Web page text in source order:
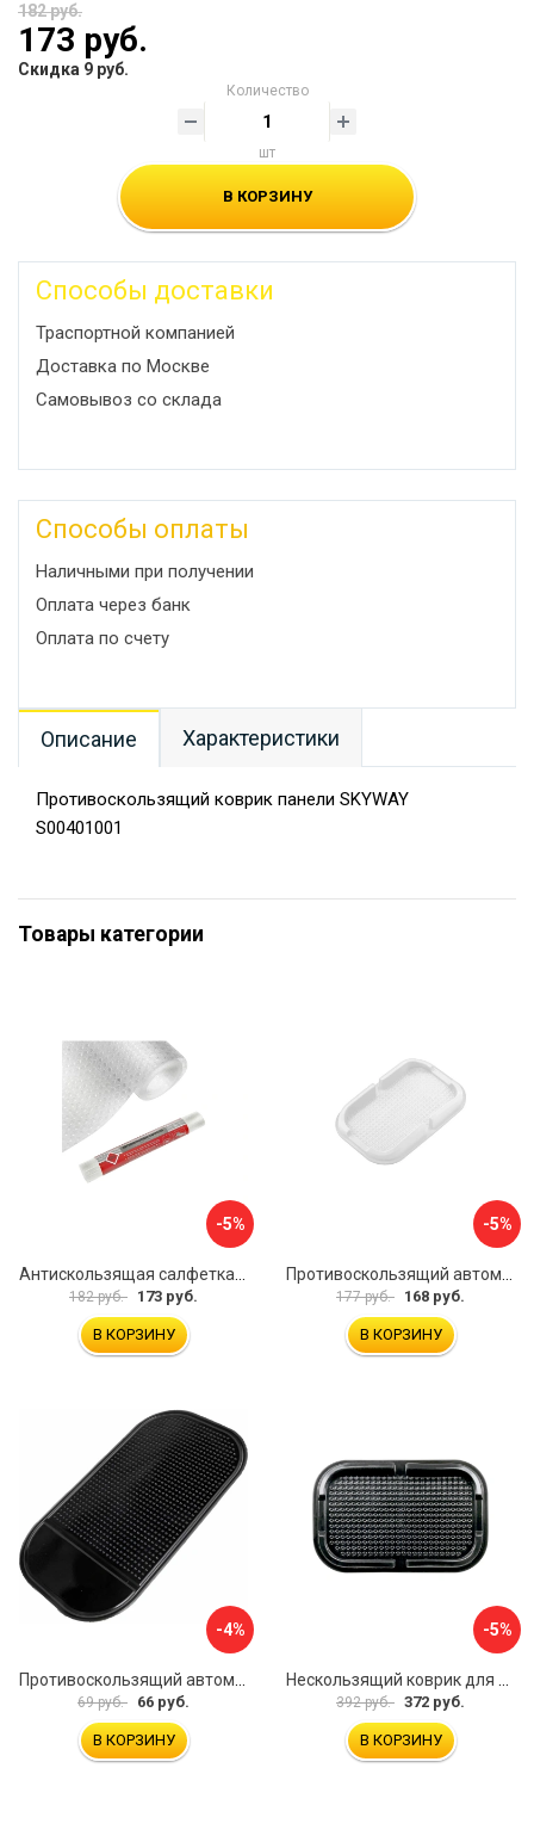
182 руб.
173 руб.
Скидка 9 руб.
Количество
шт
В КОРЗИНУ
Способы доставки
Траспортной компанией
Доставка по Москве
Самовывоз со склада
Способы оплаты
Наличными при получении
Оплата через банк
Оплата по счету
Описание Характеристики
Противоскользящий коврик панели SKYWAY
S00401001
Товары категории
-5%
182 руб. 173 руб.
В КОРЗИНУ
-5%
177 руб. 168 руб.
В КОРЗИНУ
-4%
Противоскользящий автомобильный коврик панели SKYWAY S00401004
69 руб. 66 руб.
В КОРЗИНУ
-5%
Нескользящий коврик для телефона Alca 730100
392 руб. 372 руб.
В КОРЗИНУ